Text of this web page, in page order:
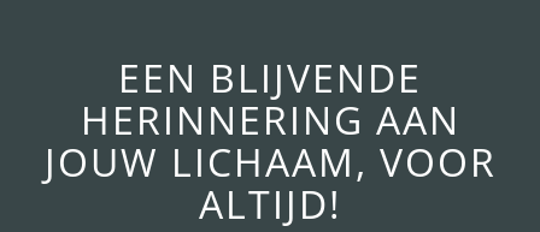
EEN BLIJVENDE
HERINNERING AAN
JOUW LICHAAM, VOOR
ALTIJD!